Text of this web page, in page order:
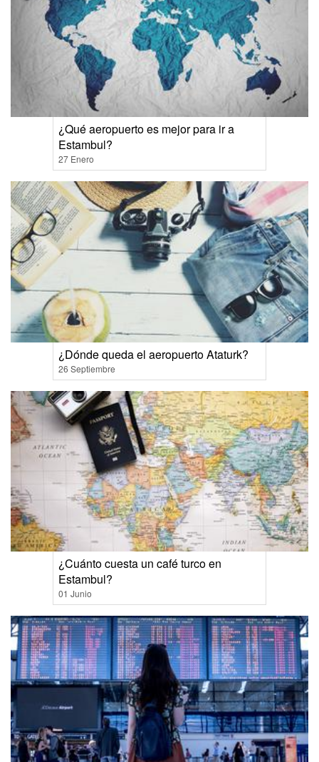
¿Qué aeropuerto es mejor para ir a
Estambul?
27 Enero
¿Dónde queda el aeropuerto Ataturk?
26 Septiembre
¿Cuánto cuesta un café turco en
Estambul?
01 Junio